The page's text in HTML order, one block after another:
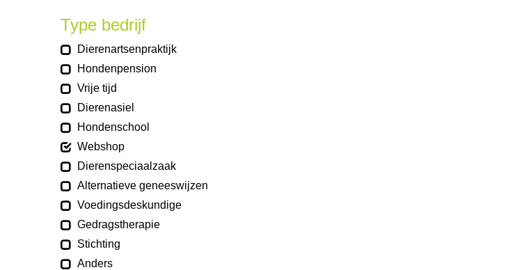
Type bedrijf
Dierenartsenpraktijk
Hondenpension
Vrije tijd
Dierenasiel
Hondenschool
Webshop
Dierenspeciaalzaak
Alternatieve geneeswijzen
Voedingsdeskundige
Gedragstherapie
Stichting
Anders